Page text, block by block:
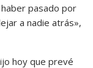
pasado por
a nadie atrás»,
hoy que prevé